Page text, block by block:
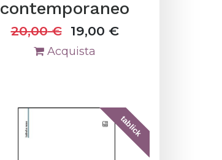
contemporaneo
20,00€ 19,00 €
Acquista
tablick